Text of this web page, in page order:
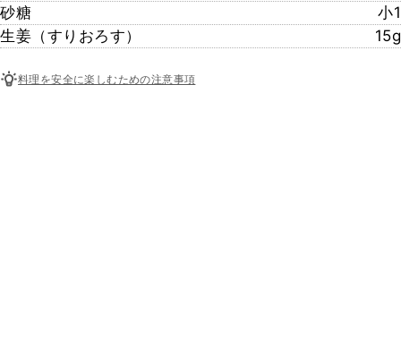
砂糖
小1
生姜（すりおろす）
15g
料理を安全に楽しむための注意事項